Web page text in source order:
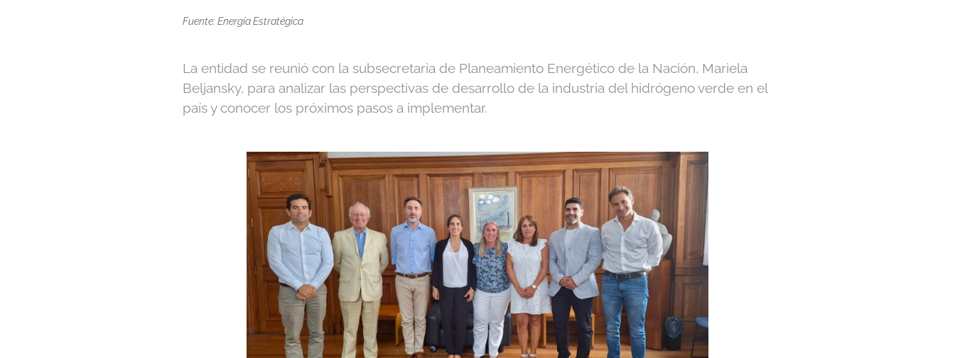
Fuente: Energía Estratégica
La entidad se reunió con la subsecretaria de Planeamiento Energético de la Nación, Mariela
Beljansky, para analizar las perspectivas de desarrollo de la industria del hidrógeno verde en el
país y conocer los próximos pasos a implementar.